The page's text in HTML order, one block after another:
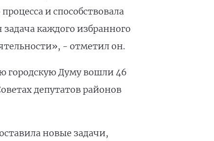
и способствовала
каждого избранного
- отметил он.
городскую Думу вошли 46
депутатов районов
новые задачи,